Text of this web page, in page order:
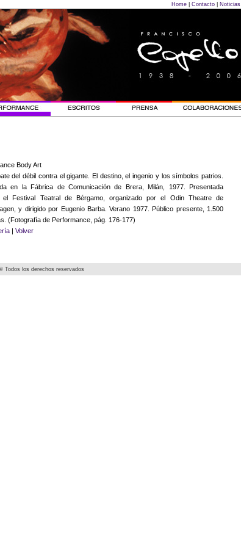
Home Contacto Noticias
Body Art
del débil contra el gigante. El destino, el ingenio y los símbolos patrios.
en la Fábrica de Comunicación de Brera, Milán, 1977. Presentada
el Festival Teatral de Bérgamo, organizado por el Odin Theatre de
y dirigido por Eugenio Barba. Verano 1977. Público presente, 1.500
(Fotografía de Performance, pág. 176-177)
| Volver
Todos los derechos reservados